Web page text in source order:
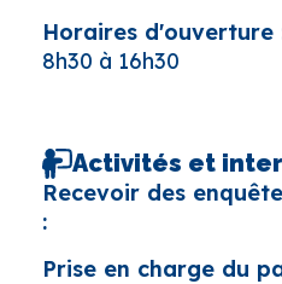
Horaires d'ouverture
8h30 à 16h30
Activités et
Recevoir des
:
Prise en charge du